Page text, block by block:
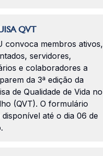
QVT
convoca membros ativos,
servidores,
e colaboradores a
da 3ª edição da
de Qualidade de Vida no
(QVT). O formulário
disponível até o dia 06 de